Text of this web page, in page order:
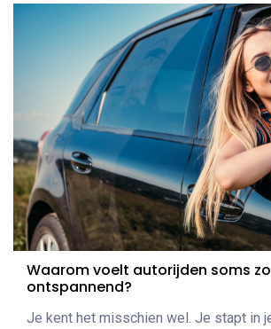
Waarom voelt autorijden soms zo
ontspannend?
Je kent het misschien wel. Je stapt in